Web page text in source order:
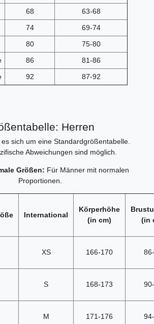
68
63-68
74
69-74
80
75-80
86
81-86
92 87-92
Herren
sich um eine Standardgrößentabelle.
Abweichungen sind möglich.
Größen: Für Männer mit normalen
Proportionen.
International
Körperhöhe
(in cm)
(in
XS 166-170
S 168-173
M 171-176